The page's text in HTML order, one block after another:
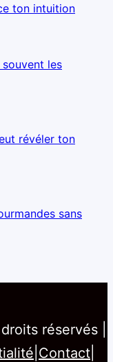
ton intuition
les
révéler ton
sans
réservés |
Contact